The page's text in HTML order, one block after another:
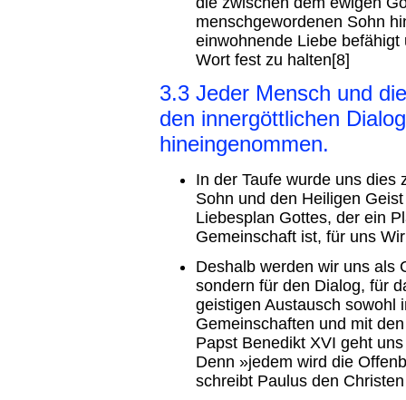
menschgewordenen Sohn
einwohnende Liebe
Wort fest zu halten[8]
3.3 Jeder Mensch und
den innergöttlichen
hineingenommen.
In der Taufe wurde uns dies
Sohn und den Heiligen
Liebesplan Gottes, der ein
Gemeinschaft ist, für uns
Deshalb werden wir uns als
sondern für den Dialog, für
geistigen Austausch sowohl
Gemeinschaften und mit
Papst Benedikt XVI geht
Denn »jedem wird die
schreibt Paulus den